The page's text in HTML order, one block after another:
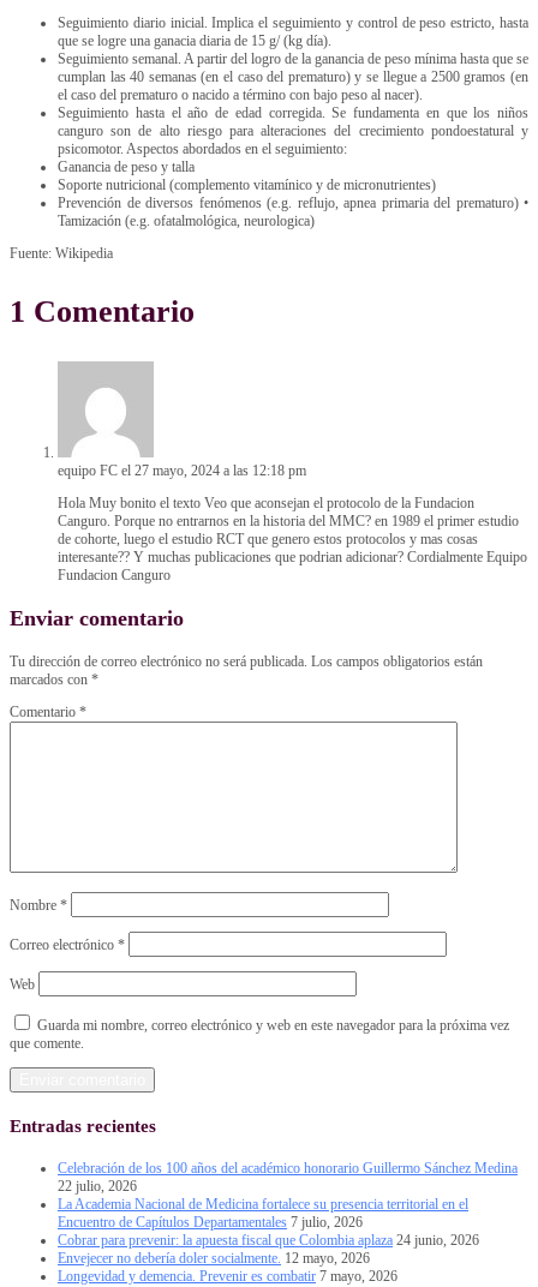
Seguimiento diario inicial. Implica el seguimiento y control de peso estricto, hasta
que se logre una ganacia diaria de 15 g/ (kg día).
Seguimiento semanal. A partir del logro de la ganancia de peso mínima hasta que se
cumplan las 40 semanas (en el caso del prematuro) y se llegue a 2500 gramos (en
el caso del prematuro o nacido a término con bajo peso al nacer).
Seguimiento hasta el año de edad corregida. Se fundamenta en que los niños
canguro son de alto riesgo para alteraciones del crecimiento pondoestatural y
psicomotor. Aspectos abordados en el seguimiento:
Ganancia de peso y talla
Soporte nutricional (complemento vitamínico y de micronutrientes)
Prevención de diversos fenómenos (e.g. reflujo, apnea primaria del prematuro) •
Tamización (e.g. ofatalmológica, neurologica)
Fuente: Wikipedia
1 Comentario
equipo FC el 27 mayo, 2024 a las 12:18 pm
Hola Muy bonito el texto Veo que aconsejan el protocolo de la Fundacion
Canguro. Porque no entrarnos en la historia del MMC? en 1989 el primer estudio
de cohorte, luego el estudio RCT que genero estos protocolos y mas cosas
interesante?? Y muchas publicaciones que podrian adicionar? Cordialmente Equipo
Fundacion Canguro
Enviar comentario
Tu dirección de correo electrónico no será publicada. Los campos obligatorios están
marcados con *
Comentario *
Nombre *
Correo electrónico *
Web
Guarda mi nombre, correo electrónico y web en este navegador para la próxima vez
que comente.
Entradas recientes
Celebración de los 100 años del académico honorario Guillermo Sánchez Medina
22 julio, 2026
La Academia Nacional de Medicina fortalece su presencia territorial en el
Encuentro de Capítulos Departamentales 7 julio, 2026
Cobrar para prevenir: la apuesta fiscal que Colombia aplaza 24 junio, 2026
Envejecer no debería doler socialmente. 12 mayo, 2026
Longevidad y demencia. Prevenir es combatir 7 mayo, 2026